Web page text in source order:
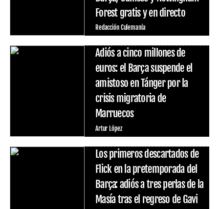
Forest gratis y en directo
Redacción Culemanía
Adiós a cinco millones de
euros: el Barça suspende el
amistoso en Tánger por la
crisis migratoria de
Marruecos
Artur López
Los primeros descartados de
Flick en la pretemporada del
Barça: adiós a tres perlas de la
Masía tras el regreso de Gavi